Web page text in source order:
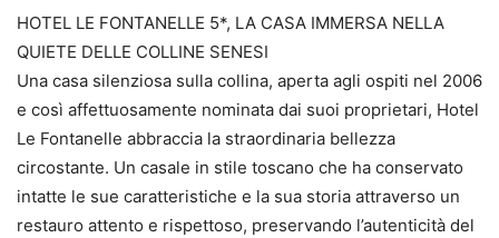
HOTEL LE FONTANELLE 5*, LA CASA IMMERSA NELLA
QUIETE DELLE COLLINE SENESI
Una casa silenziosa sulla collina, aperta agli ospiti nel 2006
e così affettuosamente nominata dai suoi proprietari, Hotel
Le Fontanelle abbraccia la straordinaria bellezza
circostante. Un casale in stile toscano che ha conservato
intatte le sue caratteristiche e la sua storia attraverso un
restauro attento e rispettoso, preservando l’autenticità del